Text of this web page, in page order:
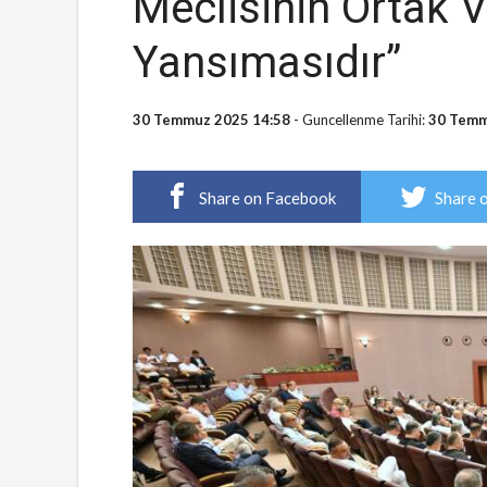
Yansımasıdır”
30 Temmuz 2025 14:58 - Guncellenme Tarihi:30
Share on Facebook Share